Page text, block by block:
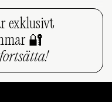
exklusivt
🔐